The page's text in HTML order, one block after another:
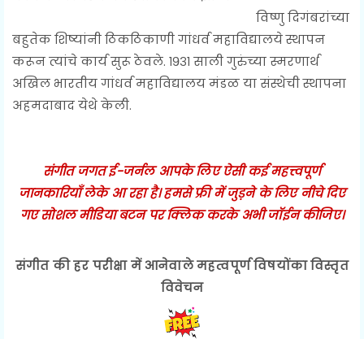
विष्णु दिगंबरांच्या
बहुतेक शिष्यांनी ठिकठिकाणी गांधर्व महाविद्यालये स्थापन
करून त्यांचे कार्य सुरू ठेवले. १९३१ साली गुरुंच्या स्मरणार्थ
अखिल भारतीय गांधर्व महाविद्यालय मंडळ या संस्थेची स्थापना
अहमदाबाद येथे केली.
संगीत जगत ई-जर्नल आपके लिए ऐसी कई महत्त्वपूर्ण
जानकारियाँ लेके आ रहा है। हमसे फ्री में जुड़ने के लिए नीचे दिए
गए सोशल मीडिया बटन पर क्लिक करके अभी जॉईन कीजिए।
संगीत की हर परीक्षा में आनेवाले महत्वपूर्ण विषयोंका विस्तृत
विवेचन